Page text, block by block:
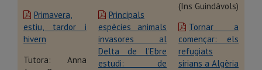
Primavera,
estiu, tardor i
hivern
Tutora: Anna
Principals
espècies animals
invasores al
Delta de l'Ebre
estudi: de
(Ins Guindàvols)
Tornar a
començar: els
refugiats
sirians a Algèria